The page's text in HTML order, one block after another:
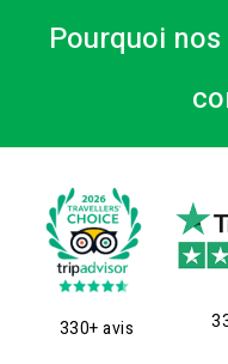
Pourquoi
330+ avis